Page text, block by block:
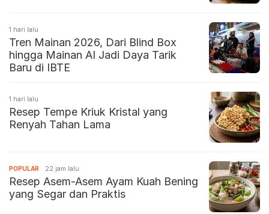
1 hari lalu
Tren Mainan 2026, Dari Blind Box
hingga Mainan AI Jadi Daya Tarik
Baru di IBTE
1 hari lalu
Resep Tempe Kriuk Kristal yang
Renyah Tahan Lama
POPULAR 22 jam lalu
Resep Asem-Asem Ayam Kuah Bening
yang Segar dan Praktis